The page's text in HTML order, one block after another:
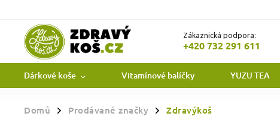
Zákaznická podpora:
+420 732 291 611
Dárkové koše Vitamínové balíčky YUZU TEA
Domů / Prodávané značky / Zdravýkoš